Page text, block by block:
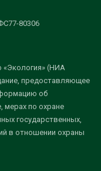
80306
«Экология» (НИА
предоставляющее
об
мерах по охране
государственных,
в отношении охраны